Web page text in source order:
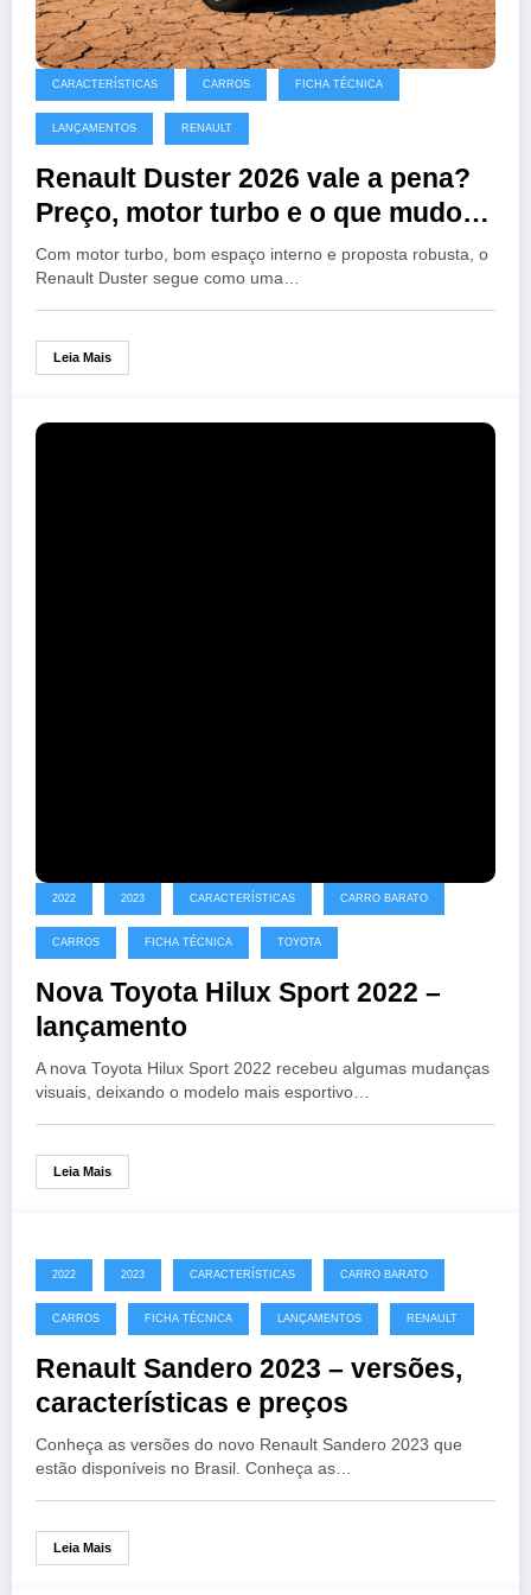
CARACTERÍSTICAS CARROS FICHA TÉCNICA
LANÇAMENTOS RENAULT
Renault Duster 2026 vale a pena?
Preço, motor turbo e o que mudou
no SUV
Com motor turbo, bom espaço interno e proposta robusta, o
Renault Duster segue como uma…
Leia Mais
2022 2023 CARACTERÍSTICAS CARRO BARATO
CARROS FICHA TÉCNICA TOYOTA
Nova Toyota Hilux Sport 2022 –
lançamento
A nova Toyota Hilux Sport 2022 recebeu algumas mudanças
visuais, deixando o modelo mais esportivo…
Leia Mais
2022 2023 CARACTERÍSTICAS CARRO BARATO
CARROS FICHA TÉCNICA LANÇAMENTOS RENAULT
Renault Sandero 2023 – versões,
características e preços
Conheça as versões do novo Renault Sandero 2023 que
estão disponíveis no Brasil. Conheça as…
Leia Mais